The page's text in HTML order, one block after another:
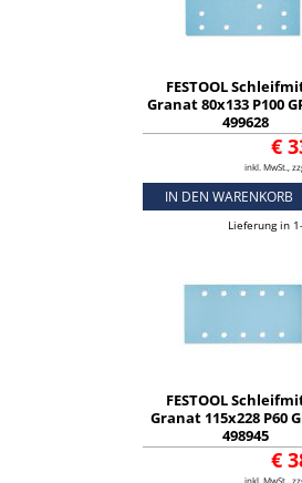
FESTOOL
Granat 80x133 P100
499628
€
inkl. MwSt.,
IN DEN WARENKORB
Lieferung in
FESTOOL
Granat 115x228 P60
498945
€
inkl. MwSt.,